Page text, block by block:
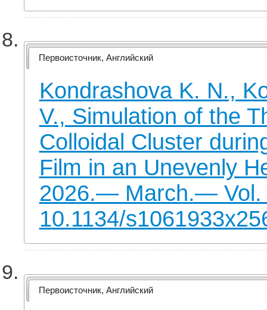
Первоисточник, Английский
Kondrashova K. N.,
V., Simulation of the
Colloidal Cluster
Film in an Unevenly
2026.— March.— Vol.
10.1134/
Первоисточник, Английский